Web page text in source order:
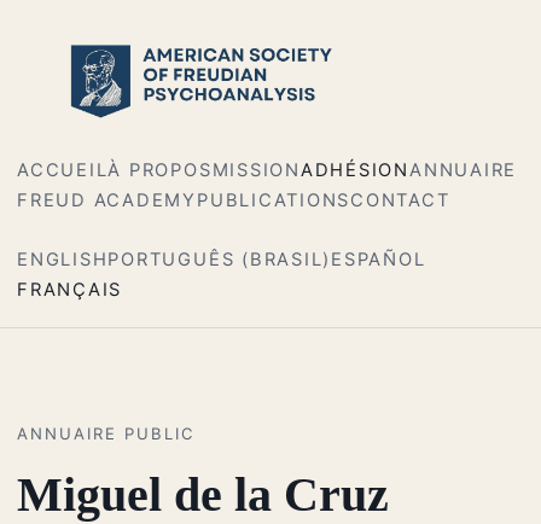
ACCUEILÀ PROPOSMISSIONADHÉSIONANNUAIRE
FREUD ACADEMY PUBLICATIONSCONTACT
ENGLISHPORTUGUÊS (BRASIL) ESPAÑOL
FRANÇAIS
ANNUAIRE PUBLIC
Miguel de la Cruz